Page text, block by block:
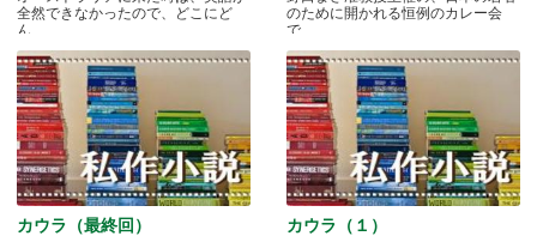
全然できなかったので、どこにど
ん.....
のために開かれる恒例のカレー会
で.....
カウラ（最終回） カウラ（１）